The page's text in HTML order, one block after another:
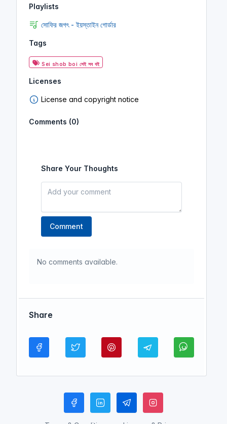
Playlists
সোফির জগৎ - ইয়স্তাইন গোর্ডার
Tags
Sei shob boi সেই সব বই
Licenses
License and copyright notice
Comments (0)
Share Your Thoughts
Comment
No comments available.
Share